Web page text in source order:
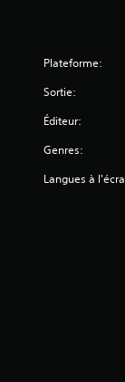
Plateforme:
Sortie:
Éditeur:
Genres:
Langues à